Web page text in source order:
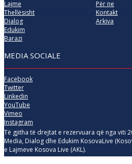
Lajme
Thellësisht
Dialog
Edukim
Barazi
Për ne
Kontakt
Arkiva
MEDIA SOCIALE
Facebook
Twitter
Linkedin
YouTube
Vimeo
Instagram
Të gjitha të drejtat e rezervuara që nga viti
Media, Dialog dhe Edukim KosovaLive
e Lajmeve Kosova Live (AKL).